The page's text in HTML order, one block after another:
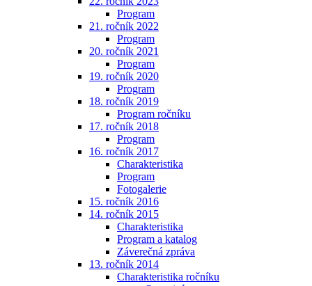
Program
21. ročník 2022
Program
20. ročník 2021
Program
19. ročník 2020
Program
18. ročník 2019
Program ročníku
17. ročník 2018
Program
16. ročník 2017
Charakteristika
Program
Fotogalerie
15. ročník 2016
14. ročník 2015
Charakteristika
Program a katalog
Záverečná zpráva
13. ročník 2014
Charakteristika ročníku